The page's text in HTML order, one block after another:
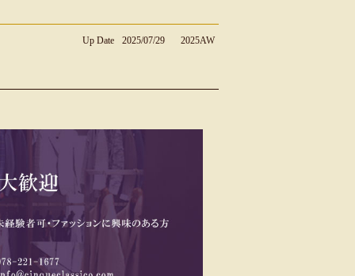
Up Date 2025/07/29 2025AW
UP
ーニ】ク
ンダル
2026・08・03
ープントゥミュール レザーサン
ダル